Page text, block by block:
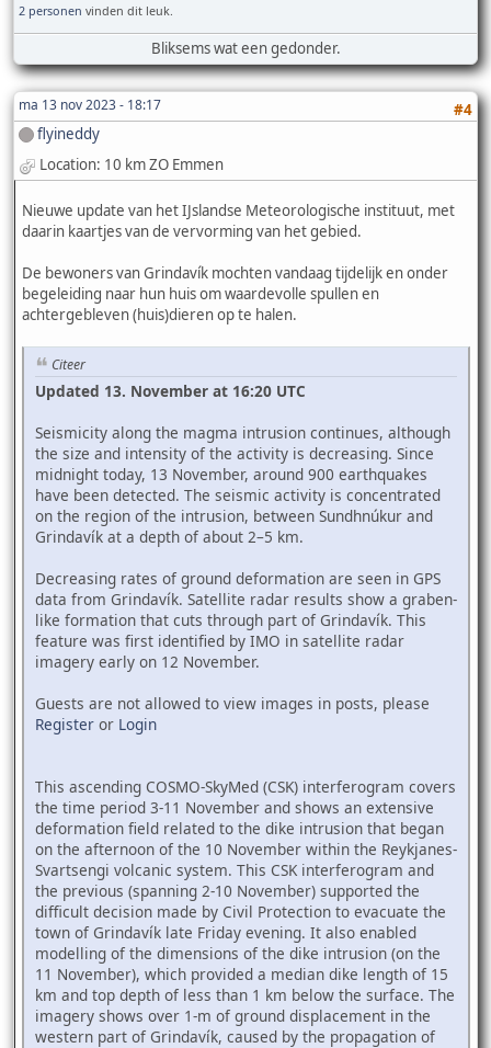
2 personen vinden dit leuk.
Bliksems wat een gedonder.
ma 13 nov 2023 - 18:17
#4
flyineddy
Location: 10 km ZO Emmen
Nieuwe update van het IJslandse Meteorologische instituut, met
daarin kaartjes van de vervorming van het gebied.
De bewoners van Grindavík mochten vandaag tijdelijk en onder
begeleiding naar hun huis om waardevolle spullen en
achtergebleven (huis)dieren op te halen.
Citeer
Updated 13. November at 16:20 UTC
Seismicity along the magma intrusion continues, although
the size and intensity of the activity is decreasing. Since
midnight today, 13 November, around 900 earthquakes
have been detected. The seismic activity is concentrated
on the region of the intrusion, between Sundhnúkur and
Grindavík at a depth of about 2–5 km.
Decreasing rates of ground deformation are seen in GPS
data from Grindavík. Satellite radar results show a graben-
like formation that cuts through part of Grindavík. This
feature was first identified by IMO in satellite radar
imagery early on 12 November.
Guests are not allowed to view images in posts, please
Register or Login
This ascending COSMO-SkyMed (CSK) interferogram covers
the time period 3-11 November and shows an extensive
deformation field related to the dike intrusion that began
on the afternoon of the 10 November within the Reykjanes-
Svartsengi volcanic system. This CSK interferogram and
the previous (spanning 2-10 November) supported the
difficult decision made by Civil Protection to evacuate the
town of Grindavík late Friday evening. It also enabled
modelling of the dimensions of the dike intrusion (on the
11 November), which provided a median dike length of 15
km and top depth of less than 1 km below the surface. The
imagery shows over 1-m of ground displacement in the
western part of Grindavík, caused by the propagation of